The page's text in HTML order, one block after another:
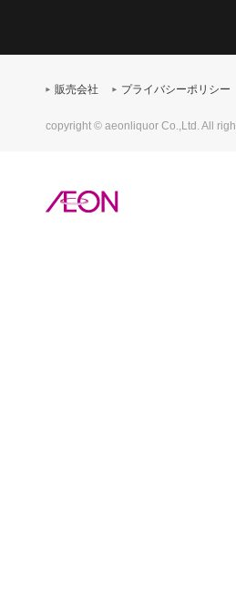
販売会社 プライバシーポリシー
copyright © aeonliquor Co.,Ltd. All